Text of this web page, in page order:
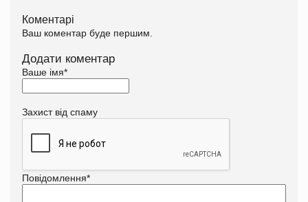
Коментарі
Ваш коментар буде першим.
Додати коментар
Ваше імя*
Захист від спаму
Повідомлення*